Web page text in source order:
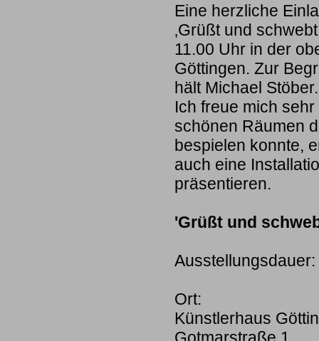
Eine herzliche
‚Grüßt und
11.00 Uhr in der
Göttingen. Zur
hält Michael Stöber.
Ich freue mich
schönen Räumen
bespielen konnte,
auch eine
präsentieren.
'Grüßt und
Ort:
Künstlerhaus